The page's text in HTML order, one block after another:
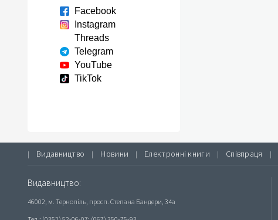
Facebook
Instagram
Threads
Telegram
YouTube
TikTok
| Видавництво | Новини | Електронні книги | Співпраця |
Видавництво:
46002, м. Тернопіль, просп. Степана Бандери, 34а